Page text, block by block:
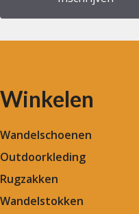
Winkelen
Wandelschoenen
Outdoorkleding
Rugzakken
Wandelstokken